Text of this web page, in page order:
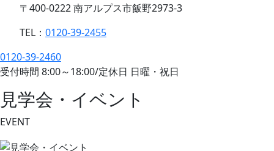
〒400-0222 南アルプス市飯野2973-3
TEL： 0120-39-2455
0120-39-2460
受付時間 8:00～18:00/定休日 日曜・祝日
見学会・イベント
EVENT